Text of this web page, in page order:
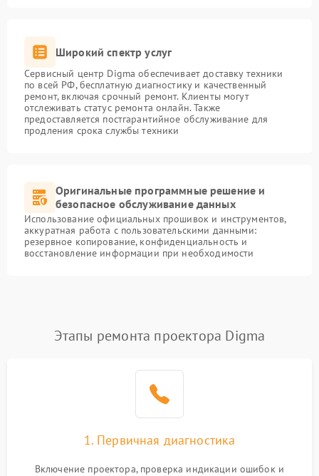
Широкий спектр услуг
Сервисный центр Digma обеспечивает доставку техники
по всей РФ, бесплатную диагностику и качественный
ремонт, включая срочный ремонт. Клиенты могут
отслеживать статус ремонта онлайн. Также
предоставляется постгарантийное обслуживание для
продления срока службы техники
Оригинальные программные решение и
безопасное обслуживание данных
Использование официальных прошивок и инструментов,
аккуратная работа с пользовательскими данными:
резервное копирование, конфиденциальность и
восстановление информации при необходимости
Этапы ремонта проектора Digma
1. Первичная диагностика
Включение проектора, проверка индикации ошибок и